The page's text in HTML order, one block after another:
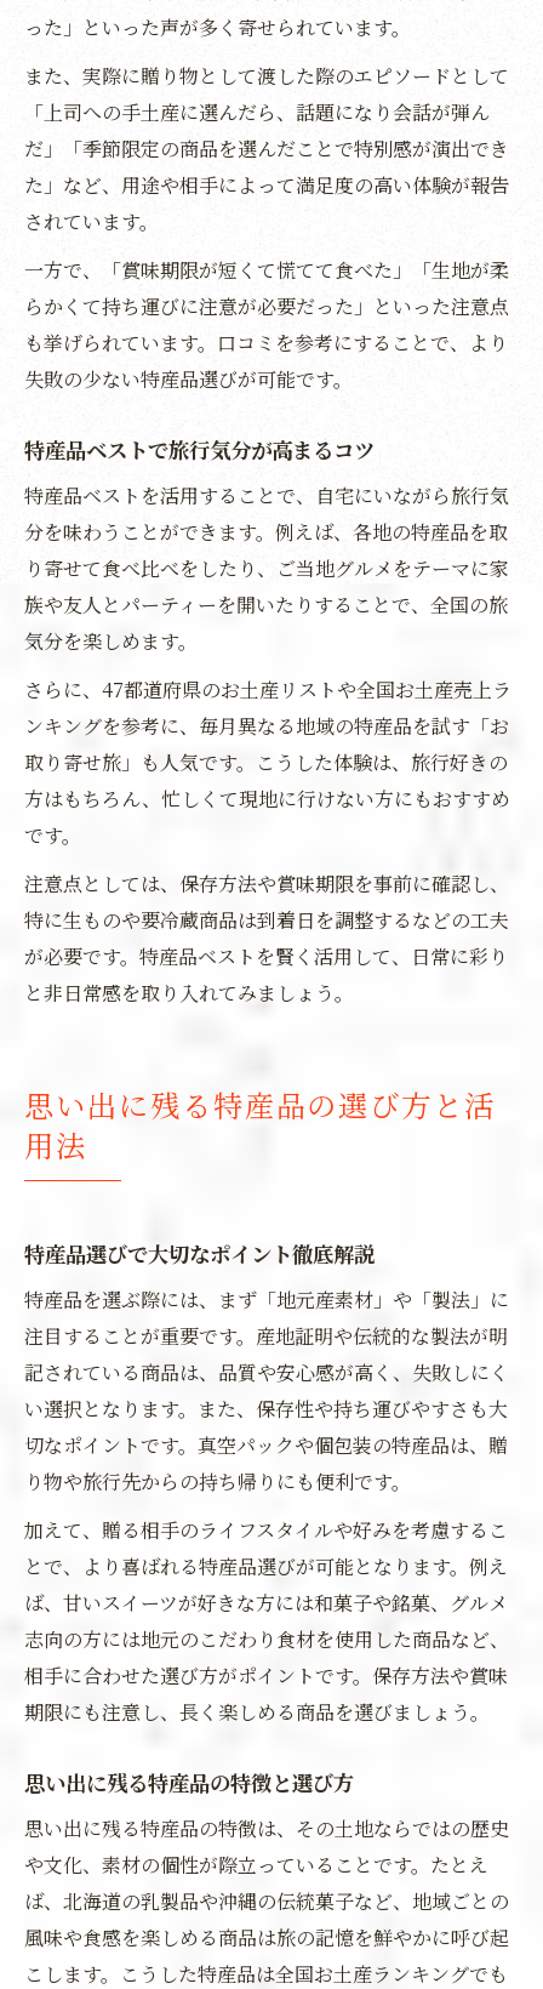
った」といった声が多く寄せられています。
また、実際に贈り物として渡した際のエピソードとして
「上司への手土産に選んだら、話題になり会話が弾ん
だ」「季節限定の商品を選んだことで特別感が演出でき
た」など、用途や相手によって満足度の高い体験が報告
されています。
一方で、「賞味期限が短くて慌てて食べた」「生地が柔
らかくて持ち運びに注意が必要だった」といった注意点
も挙げられています。口コミを参考にすることで、より
失敗の少ない特産品選びが可能です。
特産品ベストで旅行気分が高まるコツ
特産品ベストを活用することで、自宅にいながら旅行気
分を味わうことができます。例えば、各地の特産品を取
り寄せて食べ比べをしたり、ご当地グルメをテーマに家
族や友人とパーティーを開いたりすることで、全国の旅
気分を楽しめます。
さらに、47都道府県のお土産リストや全国お土産売上ラ
ンキングを参考に、毎月異なる地域の特産品を試す「お
取り寄せ旅」も人気です。こうした体験は、旅行好きの
方はもちろん、忙しくて現地に行けない方にもおすすめ
です。
注意点としては、保存方法や賞味期限を事前に確認し、
特に生ものや要冷蔵商品は到着日を調整するなどの工夫
が必要です。特産品ベストを賢く活用して、日常に彩り
と非日常感を取り入れてみましょう。
思い出に残る特産品の選び方と活
用法
特産品選びで大切なポイント徹底解説
特産品を選ぶ際には、まず「地元産素材」や「製法」に
注目することが重要です。産地証明や伝統的な製法が明
記されている商品は、品質や安心感が高く、失敗しにく
い選択となります。また、保存性や持ち運びやすさも大
切なポイントです。真空パックや個包装の特産品は、贈
り物や旅行先からの持ち帰りにも便利です。
加えて、贈る相手のライフスタイルや好みを考慮するこ
とで、より喜ばれる特産品選びが可能となります。例え
ば、甘いスイーツが好きな方には和菓子や銘菓、グルメ
志向の方には地元のこだわり食材を使用した商品など、
相手に合わせた選び方がポイントです。保存方法や賞味
期限にも注意し、長く楽しめる商品を選びましょう。
思い出に残る特産品の特徴と選び方
思い出に残る特産品の特徴は、その土地ならではの歴史
や文化、素材の個性が際立っていることです。たとえ
ば、北海道の乳製品や沖縄の伝統菓子など、地域ごとの
風味や食感を楽しめる商品は旅の記憶を鮮やかに呼び起
こします。こうした特産品は全国お土産ランキングでも